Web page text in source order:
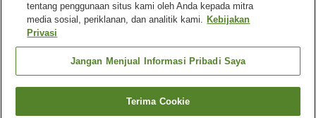
Fasilitas properti
Wi-Fi
Pemandian dengan
Sauna
Cari kamar
tentang penggunaan situs kami oleh Anda kepada mitra
media sosial, periklanan, dan analitik kami. Kebijakan
Privasi
Jangan Menjual Informasi Pribadi Saya
Terima Cookie